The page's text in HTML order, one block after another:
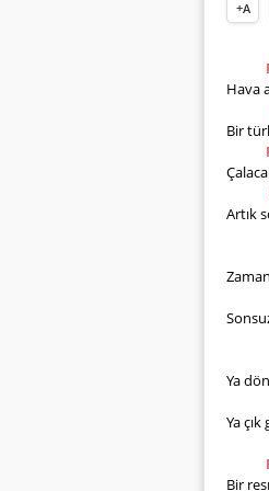
+A
Hava
Bir
Artık
Ya
Ya
Bir